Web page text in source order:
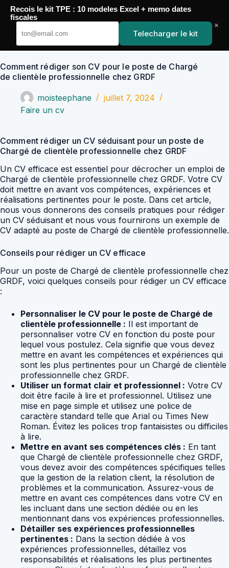
Passer
contenu
YoupiJobs
Comment rédiger son CV pour le poste de Chargé
de clientèle professionnelle chez GRDF
moisteephane
juillet 7, 2024
Faire un cv
Comment rédiger un CV séduisant pour un poste de
Chargé de clientèle professionnelle chez GRDF
Un CV efficace est essentiel pour décrocher un emploi de
Chargé de clientèle professionnelle chez GRDF. Votre CV
doit mettre en avant vos compétences, expériences et
réalisations pertinentes pour le poste. Dans cet article,
nous vous donnerons des conseils pratiques pour rédiger
un CV séduisant et nous vous fournirons un exemple de
CV adapté au poste de Chargé de clientèle professionnelle.
Conseils pour rédiger un CV efficace
Pour un poste de Chargé de clientèle professionnelle chez
GRDF, voici quelques conseils pour rédiger un CV efficace
:
Personnaliser le CV pour le poste de Chargé de
clientèle professionnelle : Il est important de
personnaliser votre CV en fonction du poste pour
lequel vous postulez. Cela signifie que vous devez
mettre en avant les compétences et expériences qui
sont les plus pertinentes pour un Chargé de clientèle
professionnelle chez GRDF.
Utiliser un format clair et professionnel : Votre CV
doit être facile à lire et professionnel. Utilisez une
mise en page simple et utilisez une police de
caractère standard telle que Arial ou Times New
Roman. Évitez les polices trop fantaisistes ou difficiles
à lire.
Mettre en avant ses compétences clés : En tant
que Chargé de clientèle professionnelle chez GRDF,
vous devez avoir des compétences spécifiques telles
que la gestion de la relation client, la résolution de
problèmes et la communication. Assurez-vous de
mettre en avant ces compétences dans votre CV en
les incluant dans une section dédiée ou en les
mentionnant dans vos expériences professionnelles.
Détailler ses expériences professionnelles
pertinentes : Dans la section dédiée à vos
expériences professionnelles, détaillez vos
responsabilités et réalisations les plus pertinentes
Recois le kit TPE : 10 modeles Excel + memo dates
fiscales
Telecharger le kit
×